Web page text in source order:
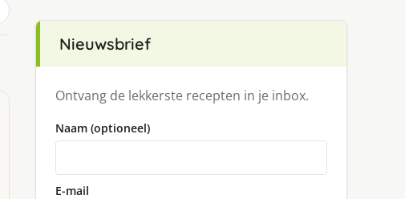
Nieuwsbrief
Ontvang de lekkerste recepten in je inbox.
Naam (optioneel)
E-mail